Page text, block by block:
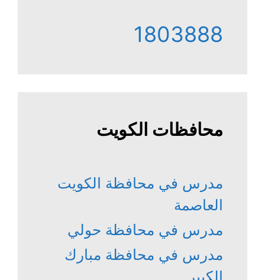
1803888
محافظات الكويت
مدرس في محافظة الكويت
العاصمة
مدرس في محافظة حولي
مدرس في محافظة مبارك
الكبير